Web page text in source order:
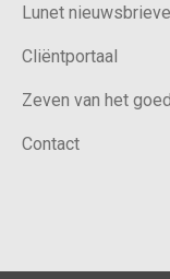
Lunet
Cliëntportaal
Zeven van het
Contact